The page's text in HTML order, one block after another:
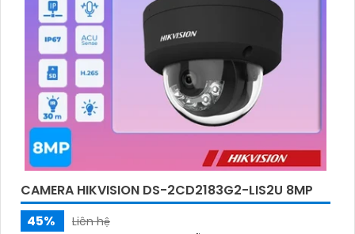
CAMERA HIKVISION DS-2CD2183G2-LIS2U 8MP
45%
Liên hệ